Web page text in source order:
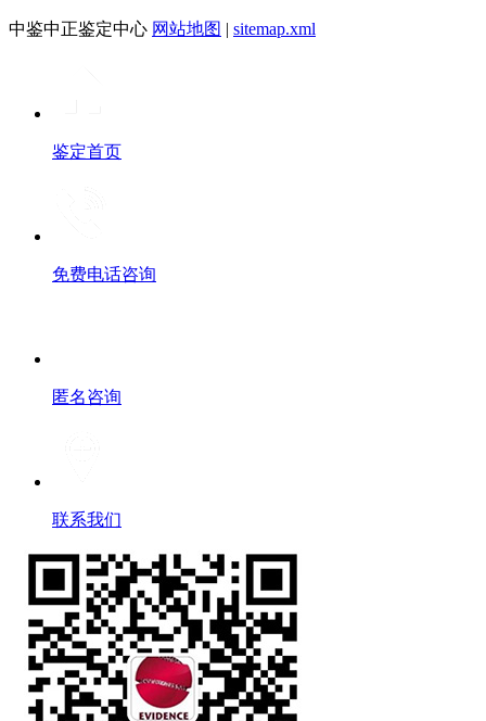
中鉴中正鉴定中心 网站地图 | sitemap.xml
鉴定首页
免费电话咨询
匿名咨询
联系我们